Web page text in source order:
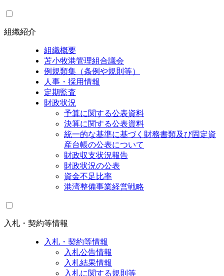
組織紹介
組織概要
苫小牧港管理組合議会
例規類集（条例や規則等）
人事・採用情報
定期監査
財政状況
予算に関する公表資料
決算に関する公表資料
統一的な基準に基づく財務書類及び固定資
産台帳の公表について
財政収支状況報告
財政状況の公表
資金不足比率
港湾整備事業経営戦略
入札・契約等情報
入札・契約等情報
入札公告情報
入札結果情報
入札に関する規則等